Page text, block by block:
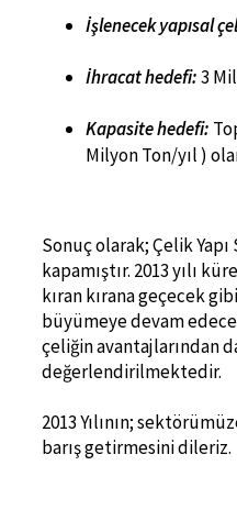
İşlenecek yapısal
İhracat hedefi:3
Kapasite hedefi:
Milyon Ton/yıl )
Sonuç olarak; Çelik
kapamıştır. 2013 yılı
kıran kırana geçecek
büyümeye devam
çeliğin avantajlarından
değerlendirilmektedir.
2013 Yılının;
barış getirmesini dileriz.